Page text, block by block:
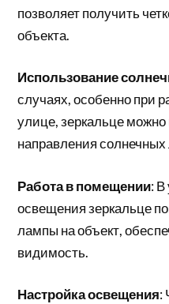
позволяет получить
объекта.
Использование
случаях, особенно при
улице, зеркальце
направления солнечных
Работа в помещении: В
освещения зеркальце
лампы на объект,
видимость.
Настройка освещения: